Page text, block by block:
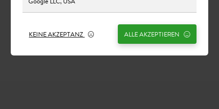
KEINE AKZEPTANZ ALLE AKZEPTIEREN